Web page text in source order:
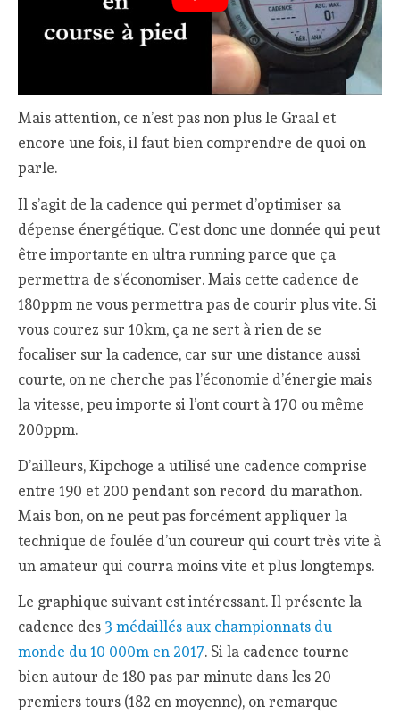
Mais attention, ce n’est pas non plus le Graal et
encore une fois, il faut bien comprendre de quoi on
parle.
Il s’agit de la cadence qui permet d’optimiser sa
dépense énergétique. C’est donc une donnée qui peut
être importante en ultra running parce que ça
permettra de s’économiser. Mais cette cadence de
180ppm ne vous permettra pas de courir plus vite. Si
vous courez sur 10km, ça ne sert à rien de se
focaliser sur la cadence, car sur une distance aussi
courte, on ne cherche pas l’économie d’énergie mais
la vitesse, peu importe si l’ont court à 170 ou même
200ppm.
D’ailleurs, Kipchoge a utilisé une cadence comprise
entre 190 et 200 pendant son record du marathon.
Mais bon, on ne peut pas forcément appliquer la
technique de foulée d’un coureur qui court très vite à
un amateur qui courra moins vite et plus longtemps.
Le graphique suivant est intéressant. Il présente la
cadence des 3 médaillés aux championnats du
monde du 10 000m en 2017. Si la cadence tourne
bien autour de 180 pas par minute dans les 20
premiers tours (182 en moyenne), on remarque